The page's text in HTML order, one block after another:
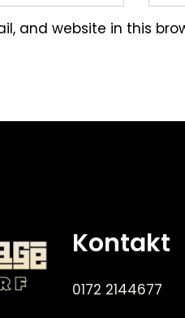
and website in this
Kontakt
0172 2144677